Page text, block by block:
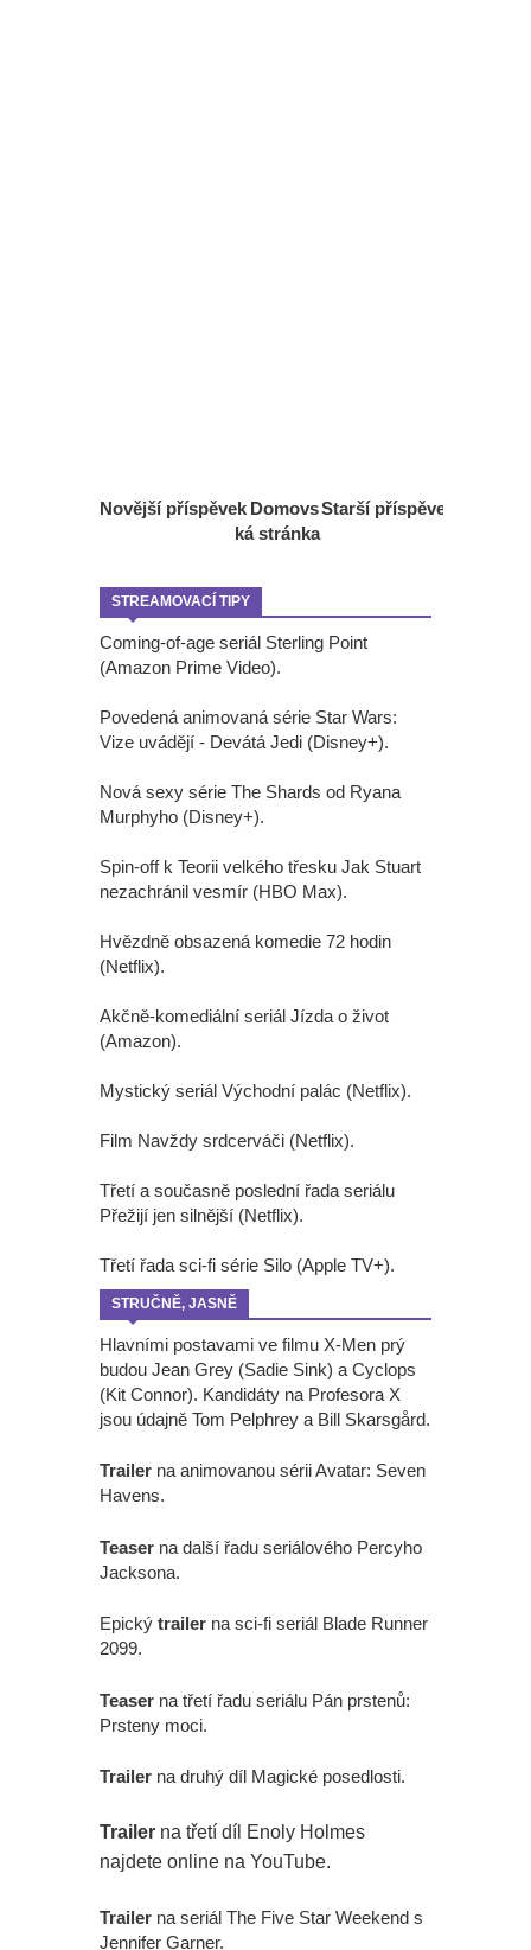
Novější příspěvek Starší příspěvek
Domovs
ká stránka
STREAMOVACÍ TIPY
Coming-of-age seriál Sterling Point
(Amazon Prime Video).
Povedená animovaná série Star Wars:
Vize uvádějí - Devátá Jedi (Disney+).
Nová sexy série The Shards od Ryana
Murphyho (Disney+).
Spin-off k Teorii velkého třesku Jak Stuart
nezachránil vesmír (HBO Max).
Hvězdně obsazená komedie 72 hodin
(Netflix).
Akčně-komediální seriál Jízda o život
(Amazon).
Mystický seriál Východní palác (Netflix).
Film Navždy srdcerváči (Netflix).
Třetí a současně poslední řada seriálu
Přežijí jen silnější (Netflix).
Třetí řada sci-fi série Silo (Apple TV+).
STRUČNĚ, JASNĚ
Hlavními postavami ve filmu X-Men prý
budou Jean Grey (Sadie Sink) a Cyclops
(Kit Connor). Kandidáty na Profesora X
jsou údajně Tom Pelphrey a Bill Skarsgård.
Trailer na animovanou sérii Avatar: Seven
Havens.
Teaser na další řadu seriálového Percyho
Jacksona.
Epický trailer na sci-fi seriál Blade Runner
2099.
Teaser na třetí řadu seriálu Pán prstenů:
Prsteny moci.
Trailer na druhý díl Magické posedlosti.
Trailer na třetí díl Enoly Holmes
najdete online na YouTube.
Trailer na seriál The Five Star Weekend s
Jennifer Garner.